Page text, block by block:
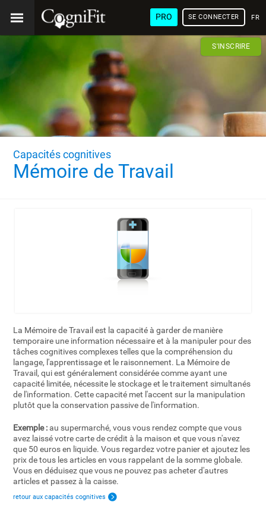
PRO SE CONNECTER
S'INSCRIRE
Capacités cognitives
Mémoire de Travail
La Mémoire de Travail est la capacité à garder de manière
temporaire une information nécessaire et à la manipuler pour des
tâches cognitives complexes telles que la compréhension du
langage, l'apprentissage et le raisonnement. La Mémoire de
Travail, qui est généralement considérée comme ayant une
capacité limitée, nécessite le stockage et le traitement simultanés
de l'information. Cette capacité met l'accent sur la manipulation
plutôt que la conservation passive de l'information.
Exemple :au supermarché, vous vous rendez compte que vous
avez laissé votre carte de crédit à la maison et que vous n'avez
que 50 euros en liquide. Vous regardez votre panier et ajoutez les
prix de tous les articles en vous rappelant de la somme globale.
Vous en déduisez que vous ne pouvez pas acheter d'autres
articles et passez à la caisse.
retour aux capacités cognitives